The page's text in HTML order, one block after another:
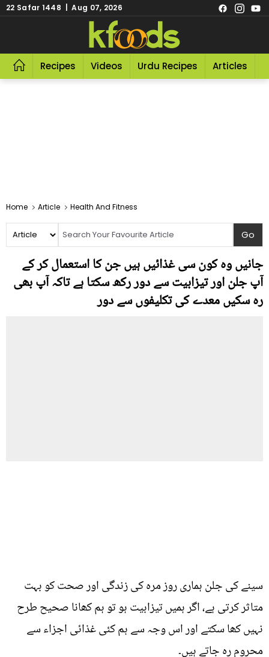
22 Safar 1448 | Aug 07, 2026
Recipes Videos Urdu Recipes Articles
Home Article Health And Fitness
جانیں وہ کون سی غذائیں ہیں جن کا استعمال کر کے
آپ جلن اور تیزابیت سے دور رکھ سکتا ہے تاکہ آپ بھی
رہ سکیں معدے کی تکلیفوں سے دور
سینے کی جلن ہماری روز مرہ کی زندگی اور صحت کو بہت
متاثر کرتی ہے، اگر ہمیں تیزابیت ہو تو ہم کھانا صحیح طرح
نہیں کھا سکتے اور اس وجہ سے ہم کئی غذائی اجزاء سے
محروم رہ جاتے ہیں۔